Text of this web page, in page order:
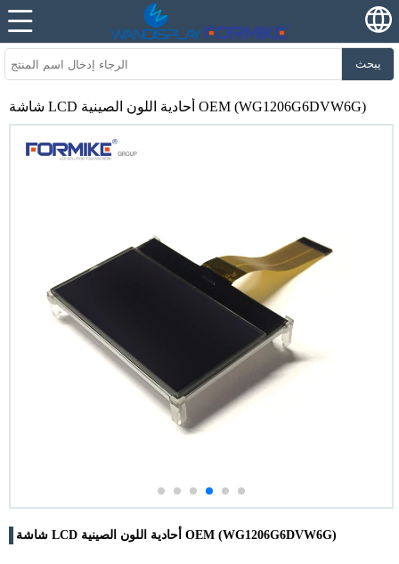
يبحث
شاشة LCD أحادية اللون الصينية OEM (WG1206G6DVW6G)
شاشة LCD أحادية اللون الصينية OEM (WG1206G6DVW6G)